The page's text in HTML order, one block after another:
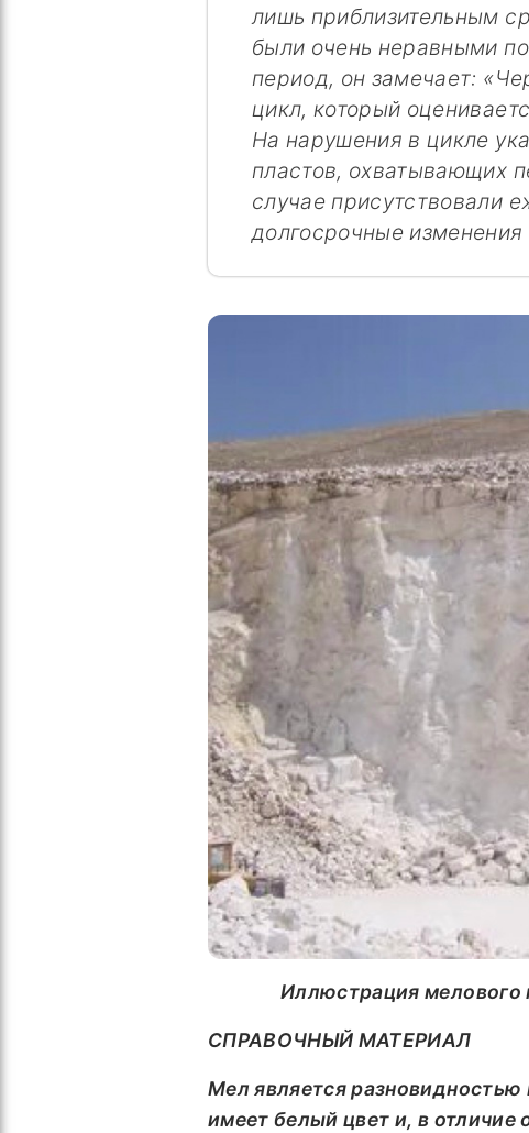
лишь приблизительным
были очень неравными
период, он замечает:
цикл, который
На нарушения в цикле
пластов, охватывающих
случае присутствовали
долгосрочные
Иллюстрация
СПРАВОЧНЫЙ МАТЕРИАЛ
Мел является разновидностью
имеет белый цвет и, в отличие